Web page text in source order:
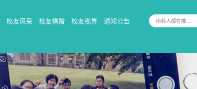
校友风采 校友捐赠 校友视界 通知公告